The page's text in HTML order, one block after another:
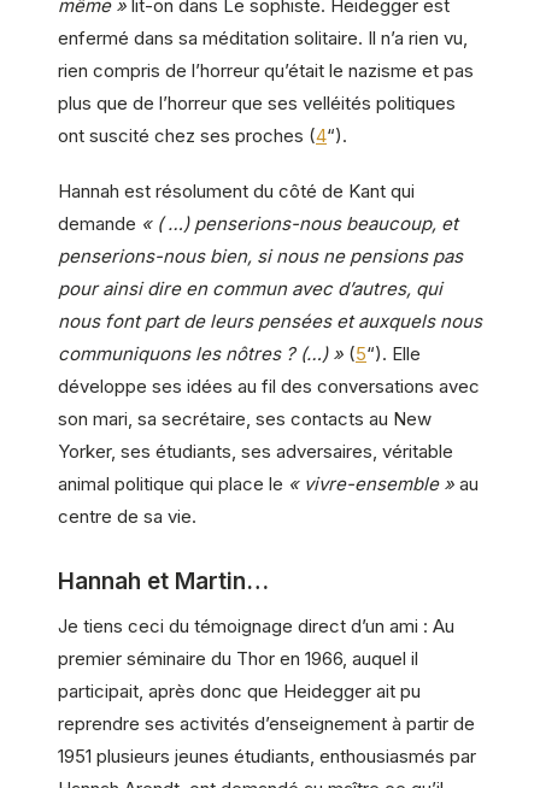
même » lit-on dans Le sophiste. Heidegger est
enfermé dans sa méditation solitaire. Il n’a rien vu,
rien compris de l’horreur qu’était le nazisme et pas
plus que de l’horreur que ses velléités politiques
ont suscité chez ses proches (4“).
Hannah est résolument du côté de Kant qui
demande « ( …) penserions-nous beaucoup, et
penserions-nous bien, si nous ne pensions pas
pour ainsi dire en commun avec d’autres, qui
nous font part de leurs pensées et auxquels nous
communiquons les nôtres ? (…) » (5“). Elle
développe ses idées au fil des conversations avec
son mari, sa secrétaire, ses contacts au New
Yorker, ses étudiants, ses adversaires, véritable
animal politique qui place le « vivre-ensemble » au
centre de sa vie.
Hannah et Martin…
Je tiens ceci du témoignage direct d’un ami : Au
premier séminaire du Thor en 1966, auquel il
participait, après donc que Heidegger ait pu
reprendre ses activités d’enseignement à partir de
1951 plusieurs jeunes étudiants, enthousiasmés par